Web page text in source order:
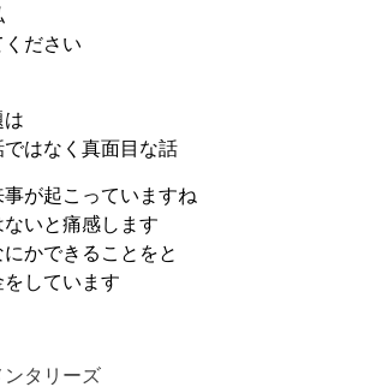
ださい
は
はなく真面目な話
が起こっていますね
いと痛感します
かできることをと
しています
タリーズ